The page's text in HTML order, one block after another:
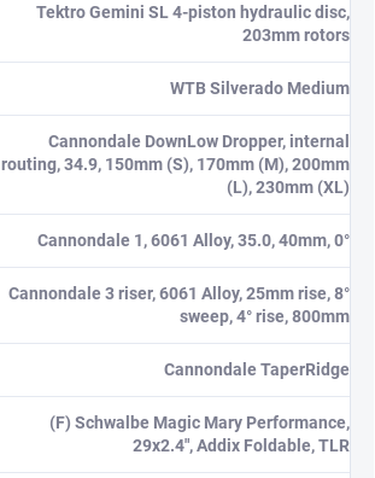
Tektro Gemini SL 4-piston hydraulic disc,
203mm rotors
WTB Silverado Medium
Cannondale DownLow Dropper, internal
routing, 34.9, 150mm (S), 170mm (M), 200mm
(L), 230mm (XL)
Cannondale 1, 6061 Alloy, 35.0, 40mm, 0°
Cannondale 3 riser, 6061 Alloy, 25mm rise, 8°
sweep, 4° rise, 800mm
Cannondale TaperRidge
(F) Schwalbe Magic Mary Performance,
29x2.4", Addix Foldable, TLR